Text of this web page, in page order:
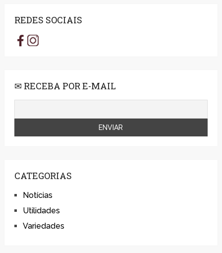
REDES SOCIAIS
✉ RECEBA POR E-MAIL
CATEGORIAS
Notícias
Utilidades
Variedades